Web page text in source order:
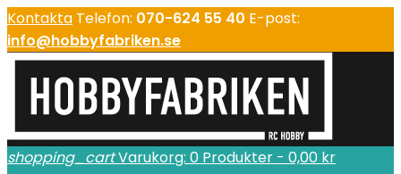
Kontakta Telefon: 070-624 55 40 E-post:
info@hobbyfabriken.se
shopping_cartVarukorg: 0 Produkter - 0,00 kr